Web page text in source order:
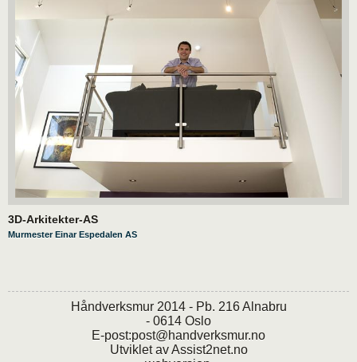
3D-Arkitekter-AS
Murmester Einar Espedalen AS
Håndverksmur 2014 - Pb. 216 Alnabru
- 0614 Oslo
E-post:post@handverksmur.no
Utviklet avAssist2net.no